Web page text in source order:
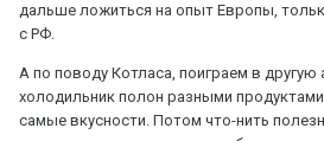
дальше ложиться на опыт Европы,
с РФ.
А по поводу Котласа, поиграем в другую
холодильник полон разными
самые вкусности. Потом что-нить